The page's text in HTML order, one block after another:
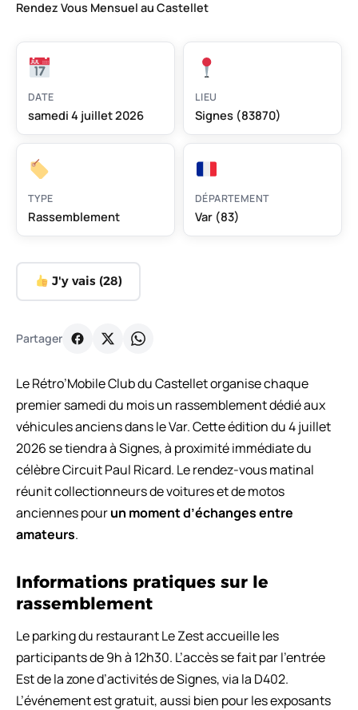
Rendez Vous Mensuel au Castellet
DATE
samedi 4 juillet 2026
LIEU
Signes (83870)
TYPE
Rassemblement
DÉPARTEMENT
Var (83)
J'y vais (28)
Partager
Le Rétro’Mobile Club du Castellet organise chaque
premier samedi du mois un rassemblement dédié aux
véhicules anciens dans le Var. Cette édition du 4 juillet
2026 se tiendra à Signes, à proximité immédiate du
célèbre Circuit Paul Ricard. Le rendez-vous matinal
réunit collectionneurs de voitures et de motos
anciennes pourun moment d’échanges entre
amateurs.
Informations pratiques sur le
rassemblement
Le parking du restaurant Le Zest accueille les
participants de 9h à 12h30. L’accès se fait par l’entrée
Est de la zone d’activités de Signes, via la D402.
L’événement est gratuit, aussi bien pour les exposants